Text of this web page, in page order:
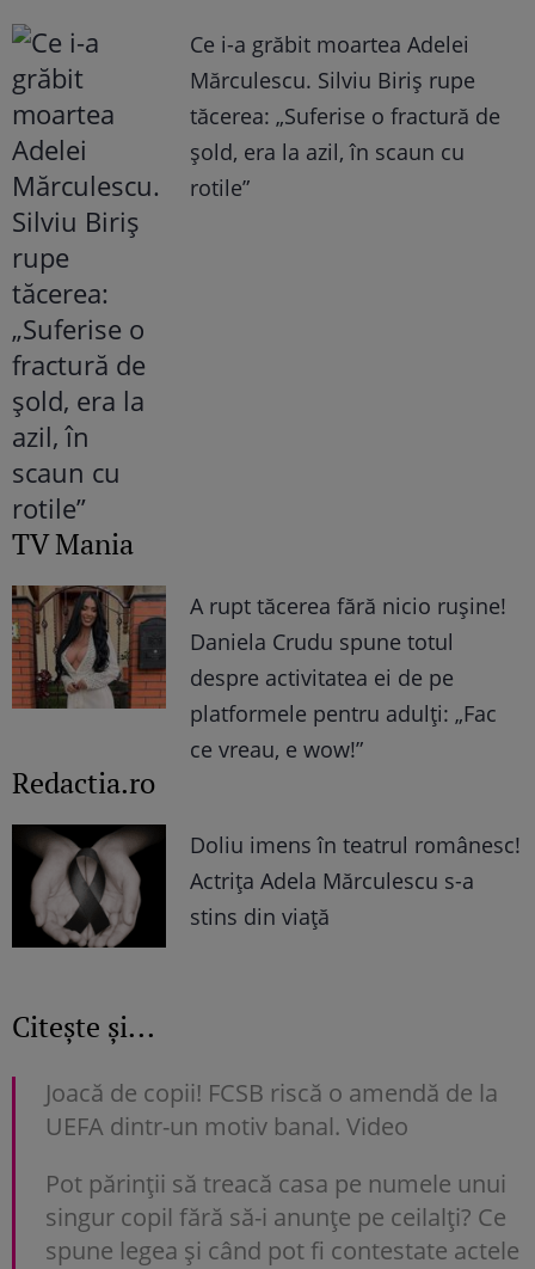
Ce i-a grăbit moartea Adelei
Mărculescu. Silviu Biriș rupe
tăcerea: „Suferise o fractură de
șold, era la azil, în scaun cu
rotile”
TV Mania
A rupt tăcerea fără nicio rușine!
Daniela Crudu spune totul
despre activitatea ei de pe
platformele pentru adulți: „Fac
ce vreau, e wow!”
Redactia.ro
Doliu imens în teatrul românesc!
Actrița Adela Mărculescu s-a
stins din viață
Citește și...
Joacă de copii! FCSB riscă o amendă de la
UEFA dintr-un motiv banal. Video
Pot părinții să treacă casa pe numele unui
singur copil fără să-i anunțe pe ceilalți? Ce
spune legea și când pot fi contestate actele